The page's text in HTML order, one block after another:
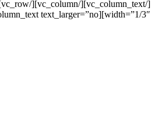
width=”1/3″][vc_column_text text_larger=”no”]